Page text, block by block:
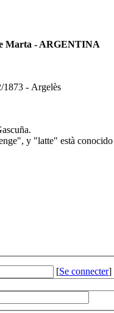
Marta - ARGENTINA
1873 - Argelès
y "latte" està
[Se connecter]